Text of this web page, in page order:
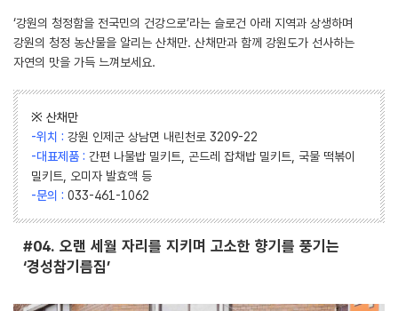
‘강원의 청정함을 전국민의 건강으로’라는 슬로건 아래 지역과 상생하며
강원의 청정 농산물을 알리는 산채만. 산채만과 함께 강원도가 선사하는
자연의 맛을 가득 느껴보세요.
※ 산채만
-위치 : 강원 인제군 상남면 내린천로 3209-22
-대표제품 : 간편 나물밥 밀키트, 곤드레 잡채밥 밀키트, 국물 떡볶이
밀키트, 오미자 발효액 등
-문의 : 033-461-1062
#04. 오랜 세월 자리를 지키며 고소한 향기를 풍기는
‘경성참기름집’